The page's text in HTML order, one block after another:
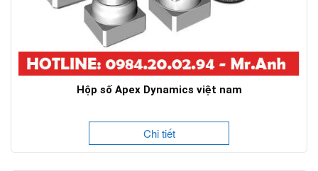
Hộp số Apex Dynamics việt nam
Chi tiết